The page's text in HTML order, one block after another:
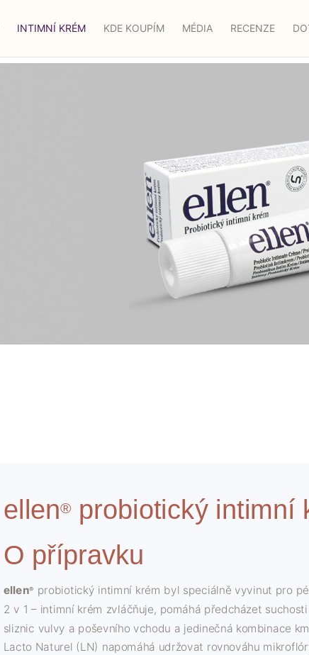
INTIMNÍ KRÉM KDE KOUPÍM MÉDIA RECENZE
ellen® probiotický intimní
O přípravku
ellen® probiotický intimní krém byl speciálně vyvinut pro
2 v 1 – intimní krém zvláčňuje, pomáhá předcházet
sliznic vulvy a poševního vchodu a jedinečná kombinace
Lacto Naturel (LN) napomáhá udržovat rovnováhu